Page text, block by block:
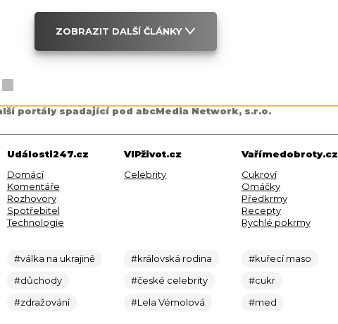
ZOBRAZIT DALŠÍ ČLÁNKY
portály spadající pod abcMedia Network, s.r.o.
Události247.cz
Domácí
Komentáře
Rozhovory
Spotřebitel
Technologie
#válka na ukrajině
#důchody
#zdražování
VIPživot.cz
Celebrity
#královská rodina
#české celebrity
#Lela Vémolová
Vařímedobroty.cz
Cukroví
Omáčky
Předkrmy
Recepty
Rychlé pokrmy
#kuřecí maso
#cukr
#med